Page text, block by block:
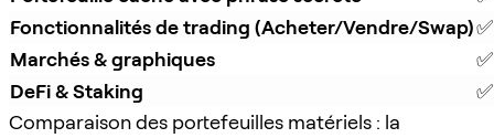
Fonctionnalités de trading (Acheter/Vendre/Swap)
Marchés & graphiques
DeFi & Staking
Comparaison des portefeuilles matériels : la